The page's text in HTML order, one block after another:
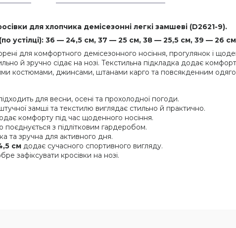
для хлопчика демісезонні легкі замшеві (D2621-9).
устілці): 36 — 24,5 см, 37 — 25 см, 38 — 25,5 см, 39 — 26
для комфортного демісезонного носіння, прогулянок і
й зручно сідає на нозі. Текстильна підкладка додає
костюмами, джинсами, штанами карго та повсякденним
для весни, осені та прохолодної погоди.
замші та текстилю виглядає стильно й практично.
комфорту під час щоденного носіння.
поєднується з підлітковим гардеробом.
та зручна для активного дня.
см додає сучасного спортивного вигляду.
зафіксувати кросівки на нозі.